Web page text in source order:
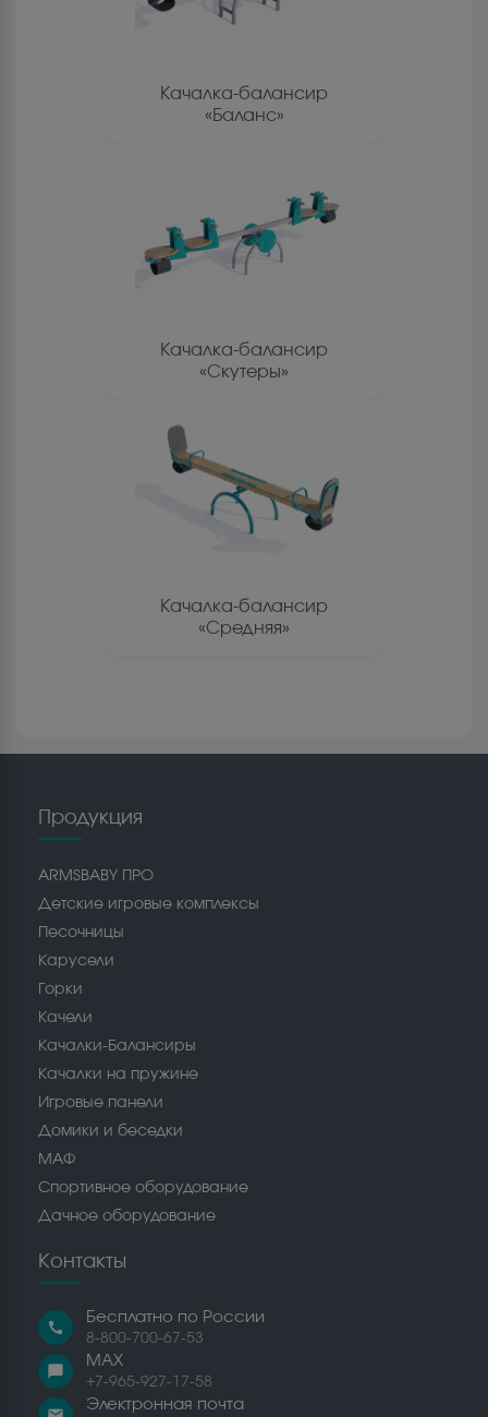
Качалка-балансир
«Баланс»
Качалка-балансир
«Скутеры»
Качалка-балансир
«Средняя»
Продукция
ARMSBABY ПРО
Детские игровые комплексы
Песочницы
Карусели
Горки
Качели
Качалки-Балансиры
Качалки на пружине
Игровые панели
Домики и беседки
МАФ
Спортивное оборудование
Дачное оборудование
Контакты
call
Бесплатно по России
8-800-700-67-53
chat_bubble
MAX
+7-965-927-17-58
Электронная почта